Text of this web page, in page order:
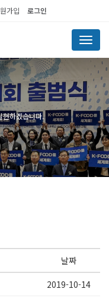
가입 로그인
Menu
현하겠습니다.
날짜
2019-10-14